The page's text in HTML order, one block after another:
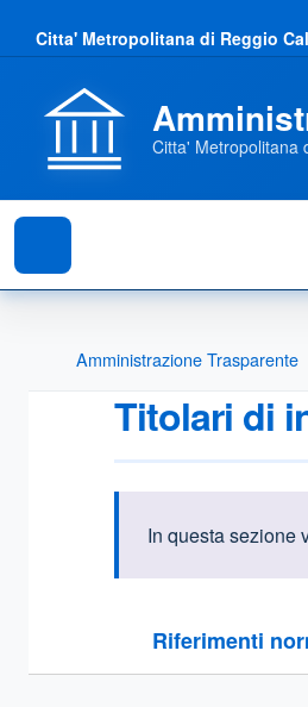
Citta' Metropolitana di Reggio
Citta' Metropolitana
Amministrazione Trasparente
Titolari di
In questa sezione
Riferimenti
Sezione